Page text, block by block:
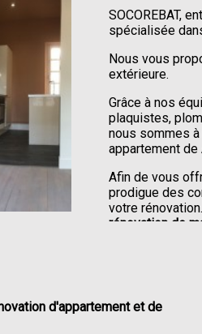
SOCOREBAT,
spécialisée
Nous vous
extérieure.
Grâce à nos
plaquistes,
nous sommes
appartement de
Afin de vous
prodigue des
votre
rénovation de
d'appartement et de